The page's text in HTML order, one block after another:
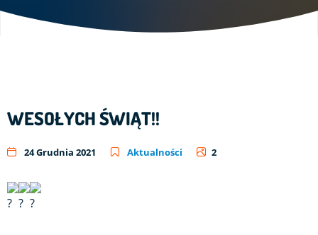
WESOŁYCH ŚWIĄT!!
24 Grudnia 2021 Aktualności 2